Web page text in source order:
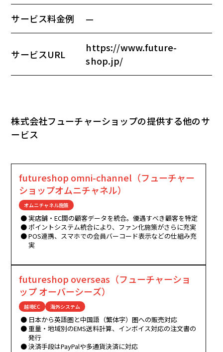
サービス料金例 —
サービスURL
https://www.future-
shop.jp/
株式会社フューチャーショップの提供する他のサ
ービス
futureshop omni-channel（フューチャー
ショップオムニチャネル）
オムニチャネル施策
実店舗・EC間の顧客データを統合。優遇すべき顧客を特定
ポイントシステム統合により、ファン化施策がさらに充実
POS連携、スマホでの会員バーコード表示などの仕組み充
実
futureshop overseas（フューチャーショ
ップ オーバーシーズ）
越境EC 海外システム
日本から英語圏と中国語（繁体字）圏への販売対応
重量・地域別のEMS送料計算、インボイス対応の注文書の
発行
決済手段はPayPalや多通貨決済に対応